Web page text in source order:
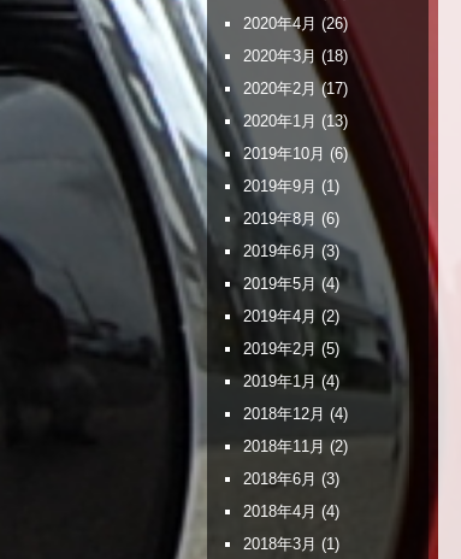
2020年4月 (26)
2020年3月 (18)
2020年2月 (17)
2020年1月 (13)
2019年10月 (6)
2019年9月 (1)
2019年8月 (6)
2019年6月 (3)
2019年5月 (4)
2019年4月 (2)
2019年2月 (5)
2019年1月 (4)
2018年12月 (4)
2018年11月 (2)
2018年6月 (3)
2018年4月 (4)
2018年3月 (1)